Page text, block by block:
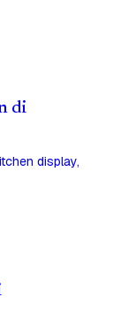
di
display,